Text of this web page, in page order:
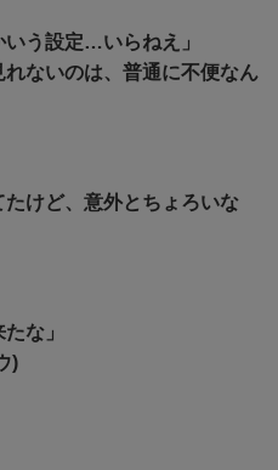
いう設定…いらねえ」
れないのは、普通に不便なん
たけど、意外とちょろいな
な」
)